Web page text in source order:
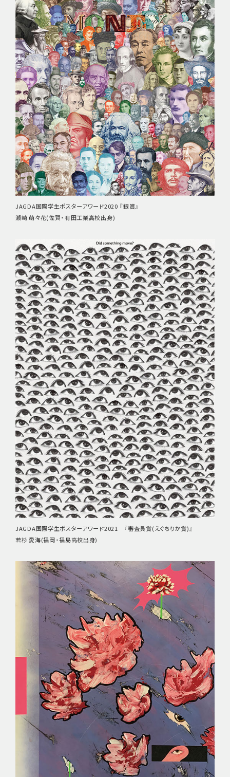
JAGDA国際学生ポスターアワード2020 『銀賞』
瀬崎 萌々花(佐賀・有田工業高校出身)
JAGDA国際学生ポスターアワード2021 『審査員賞(えぐちりか賞)』
若杉 愛海(福岡・福島高校出身)